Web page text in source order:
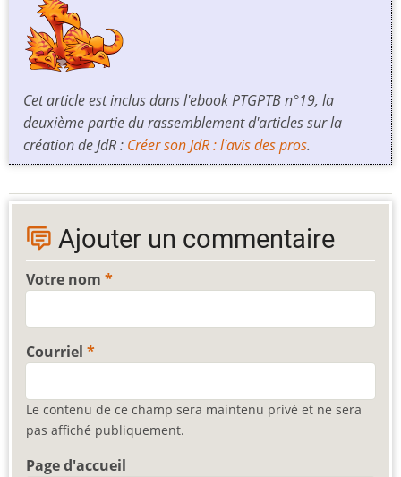
Cet article est inclus dans l'ebook PTGPTB n°19, la
deuxième partie du rassemblement d'articles sur la
création de JdR : Créer son JdR : l'avis des pros.
Ajouter un commentaire
Votre nom
Courriel
Le contenu de ce champ sera maintenu privé et ne sera
pas affiché publiquement.
Page d'accueil